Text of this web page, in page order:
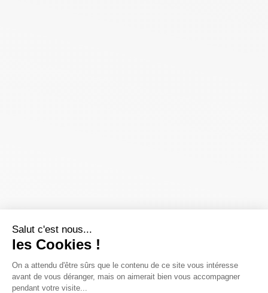
Salut c'est nous...
les Cookies !
On a attendu d'être sûrs que le contenu de ce site vous intéresse
avant de vous déranger, mais on aimerait bien vous accompagner
pendant votre visite...